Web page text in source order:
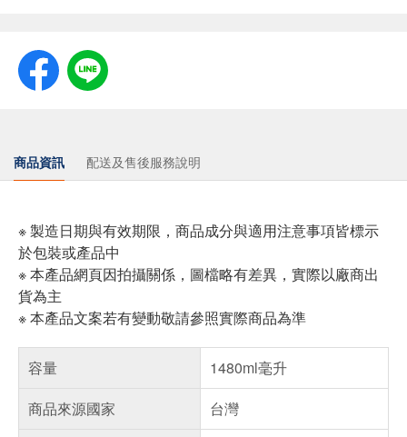
商品資訊 配送及售後服務說明
※ 製造日期與有效期限，商品成分與適用注意事項皆標示
於包裝或產品中
※ 本產品網頁因拍攝關係，圖檔略有差異，實際以廠商出
貨為主
※ 本產品文案若有變動敬請參照實際商品為準
容量
1480ml毫升
商品來源國家
台灣